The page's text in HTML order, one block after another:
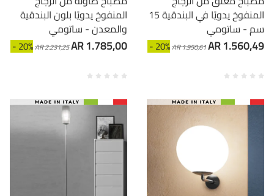
المنفوخ يدويًا بلون البندقية
والمعدن - ساتومي
- 20%AR 2.231,25AR 1.785,00
المنفوخ يدويًا في البندقية 15
سم - ساتومي
- 20%AR 1.950,61AR 1.560,49